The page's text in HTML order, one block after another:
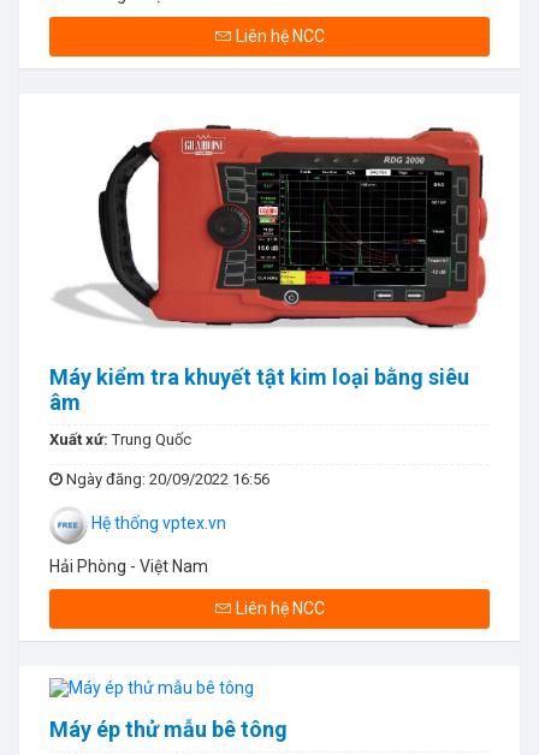
Liên hệ NCC
Máy kiểm tra khuyết tật kim loại bằng siêu
âm
Xuất xứ:Trung Quốc
Ngày đăng: 20/09/2022 16:56
Hệ thống vptex.vn
Hải Phòng - Việt Nam
Liên hệ NCC
Máy ép thử mẫu bê tông